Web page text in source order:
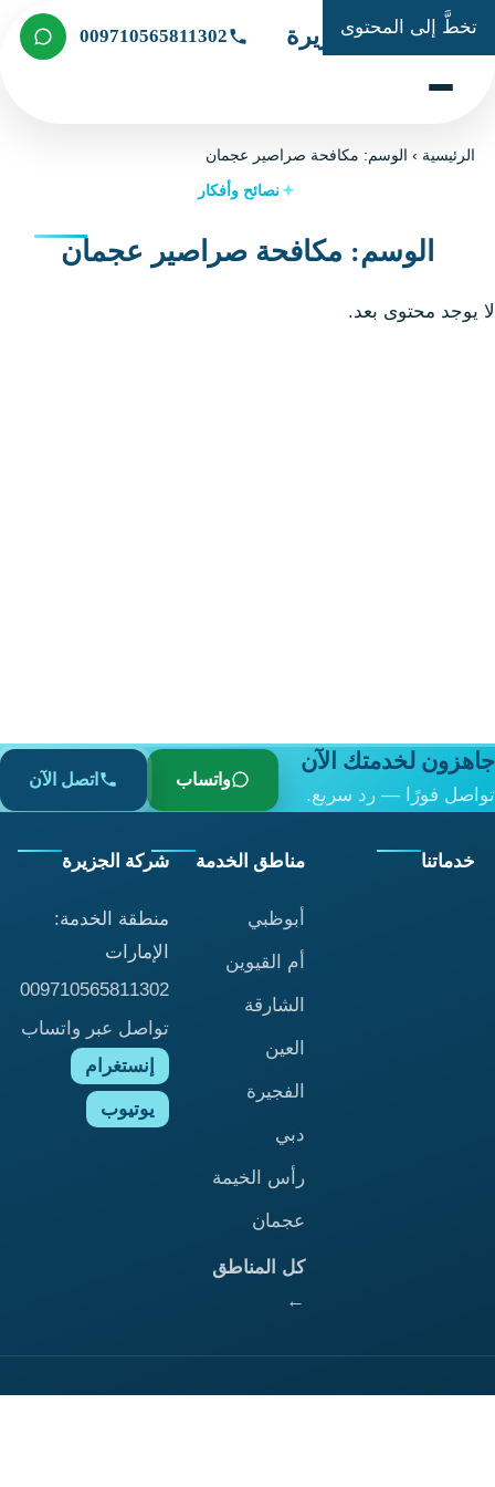
تخطَّ إلى المحتوى
شركة الجزيرة 009710565811302
الرئيسية ›الوسم: مكافحة صراصير عجمان
نصائح وأفكار
الوسم: مكافحة صراصير عجمان
لا يوجد محتوى بعد.
جاهزون لخدمتك الآن
تواصل فورًا — رد سريع.
واتساب اتصل الآن
خدماتنا مناطق الخدمة
أبوظبي
أم القيوين
الشارقة
العين
الفجيرة
دبي
رأس الخيمة
عجمان
كل المناطق
←
شركة الجزيرة
منطقة الخدمة:
الإمارات
009710565811302
تواصل عبر واتساب
إنستغرام
يوتيوب